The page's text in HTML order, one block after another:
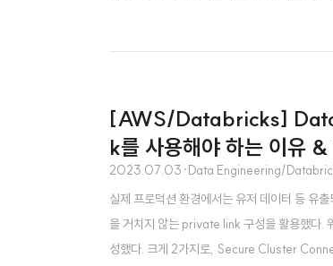
[AWS/Databricks]
k를 사용해야 하는 이유
2023.07.03 ·Data Engineering/
실제 프로덕션 환경에서는 유저 데이터 등 유
을 거치지 않는 private link 구성을 활용했다
성했다. 크게 2가지로, Secure Cluster